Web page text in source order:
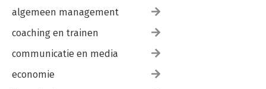
algemeen management
coaching en trainen
communicatie en media
economie